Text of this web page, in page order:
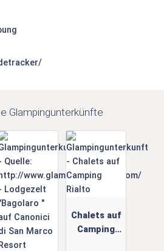
Glampingunterkünfte
Chalets auf
Camping